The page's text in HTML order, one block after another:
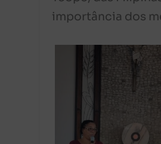
importância dos